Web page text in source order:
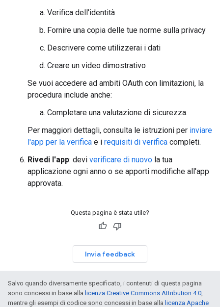
Verifica dell'identità
Fornire una copia delle tue norme sulla privacy
Descrivere come utilizzerai i dati
Creare un video dimostrativo
Se vuoi accedere ad ambiti OAuth con limitazioni, la
procedura include anche:
Completare una valutazione di sicurezza.
Per maggiori dettagli, consulta le istruzioni per inviare
l'app per la verifica e i requisiti di verifica completi.
Rivedi l'app: devi verificare di nuovo la tua
applicazione ogni anno o se apporti modifiche all'app
approvata.
Questa pagina è stata utile?
Invia feedback
Salvo quando diversamente specificato, i contenuti di questa pagina
sono concessi in base alla licenza Creative Commons Attribution 4.0,
mentre gli esempi di codice sono concessi in base alla licenza Apache